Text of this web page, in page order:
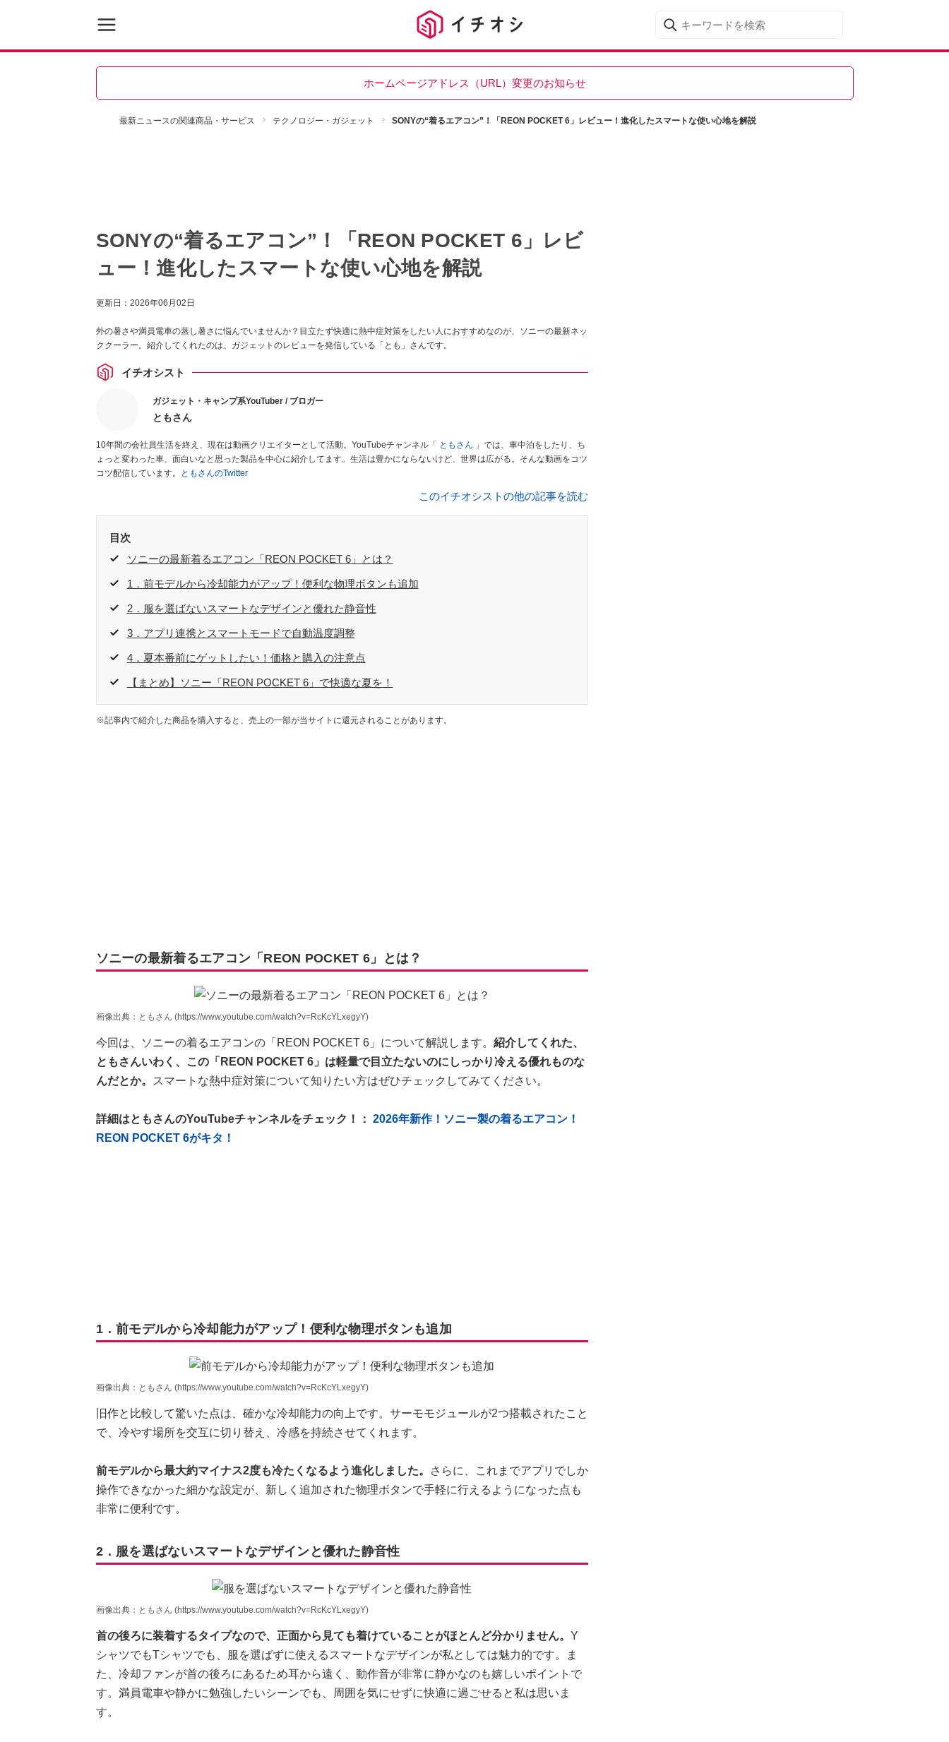
ホームページアドレス（URL）変更のお知らせ
最新ニュースの関連商品・サービス テクノロジー・ガジェット SONYの“着るエアコン”！「REON POCKET 6」レビュー！進化したスマートな使い心地を解説
SONYの“着るエアコン”！「REON POCKET 6」レビ
ュー！進化したスマートな使い心地を解説
更新日： 2026年06月02日
外の暑さや満員電車の蒸し暑さに悩んでいませんか？目立たず快適に熱中症対策をしたい人におすすめなのが、ソニーの最新ネッ
ククーラー。紹介してくれたのは、ガジェットのレビューを発信している「とも」さんです。
イチオシスト
ガジェット・キャンプ系YouTuber / ブロガー
ともさん
10年間の会社員生活を終え、現在は動画クリエイターとして活動。YouTubeチャンネル「 ともさん 」では、車中泊をしたり、ち
ょっと変わった車、面白いなと思った製品を中心に紹介してます。生活は豊かにならないけど、世界は広がる。そんな動画をコツ
コツ配信しています。
ともさんのTwitter
このイチオシストの他の記事を読む
目次
ソニーの最新着るエアコン「REON POCKET 6」とは？
1．前モデルから冷却能力がアップ！便利な物理ボタンも追加
2．服を選ばないスマートなデザインと優れた静音性
3．アプリ連携とスマートモードで自動温度調整
4．夏本番前にゲットしたい！価格と購入の注意点
【まとめ】ソニー「REON POCKET 6」で快適な夏を！
※記事内で紹介した商品を購入すると、売上の一部が当サイトに還元されることがあります。
ソニーの最新着るエアコン「REON POCKET 6」とは？
画像出典：ともさん (https://www.youtube.com/watch?v=RcKcYLxegyY)
今回は、ソニーの着るエアコンの「REON POCKET 6」について解説します。 紹介してくれた、
ともさんいわく、この「REON POCKET 6」は軽量で目立たないのにしっかり冷える優れものな
んだとか。
スマートな熱中症対策について知りたい方はぜひチェックしてみてください。
詳細はともさんのYouTubeチャンネルをチェック！： 2026年新作！ソニー製の着るエアコン！
REON POCKET 6がキタ！
1．前モデルから冷却能力がアップ！便利な物理ボタンも追加
画像出典：ともさん (https://www.youtube.com/watch?v=RcKcYLxegyY)
旧作と比較して驚いた点は、確かな冷却能力の向上です。サーモモジュールが2つ搭載されたこと
で、冷やす場所を交互に切り替え、冷感を持続させてくれます。
前モデルから最大約マイナス2度も冷たくなるよう進化しました。
さらに、これまでアプリでしか
操作できなかった細かな設定が、新しく追加された物理ボタンで手軽に行えるようになった点も
非常に便利です。
2．服を選ばないスマートなデザインと優れた静音性
画像出典：ともさん (https://www.youtube.com/watch?v=RcKcYLxegyY)
首の後ろに装着するタイプなので、正面から見ても着けていることがほとんど分かりません。 Y
シャツでもTシャツでも、服を選ばずに使えるスマートなデザインが私としては魅力的です。ま
た、冷却ファンが首の後ろにあるため耳から遠く、動作音が非常に静かなのも嬉しいポイントで
す。満員電車や静かに勉強したいシーンでも、周囲を気にせずに快適に過ごせると私は思いま
す。